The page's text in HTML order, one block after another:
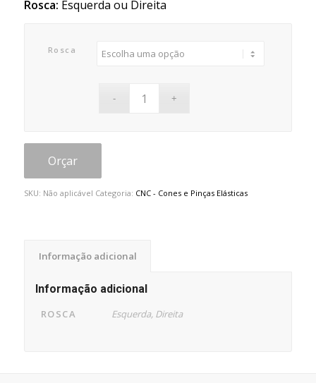
Rosca: Esquerda ou Direita
Rosca
Orçar
SKU: Não aplicável Categoria: CNC - Cones e Pinças Elásticas
Informação adicional
Informação adicional
ROSCA Esquerda, Direita